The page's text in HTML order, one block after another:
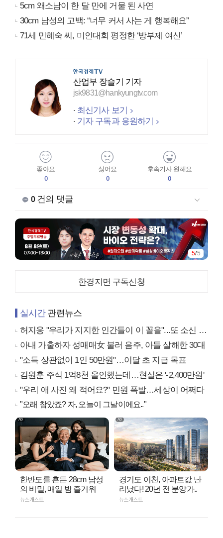
5cm 왜소남이 한 달 만에 거물 된 사연
30cm 남성의 고백: “너무 커서 사는 게 행복해요”
71세 민혜숙 씨, 미인대회 평정한 ‘방부제 여신’
산업부 장슬기 기자
jsk9831@hankyungtv.com
최신기사 보기
기자 구독과 응원하기
좋아요
0
싫어요
0
후속기사 원해요
0
0건의 댓글
5/5
한경지면 구독신청
실시간관련뉴스
허지웅 "우리가 지지한 인간들이 이 꼴을"...또 소신 발언
아내 가출하자 성매매女 불러 음주, 아들 살해한 30대
"소득 상관없이 1인 50만원"…이달 초 지급 목표
김원훈 주식 1억8천 올인했는데…현실은 '-2,400만원'
"우리 애 사진 왜 적어요?" 민원 폭발…세상이 어쩌다
"오래 참았죠? 자, 오늘이 그날이에요.."
한반도를 흔든 28cm 남성
의 비밀, 매일 밤 즐거워
뉴스캐스트
경기도 이천, 아파트값 난
리났다! 20년 전 분양가..
뉴스캐스트